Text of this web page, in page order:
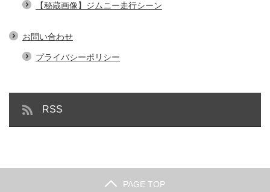
【秘蔵画像】ジムニー走行シーン
お問い合わせ
プライバシーポリシー
RSS
PAGE TOP